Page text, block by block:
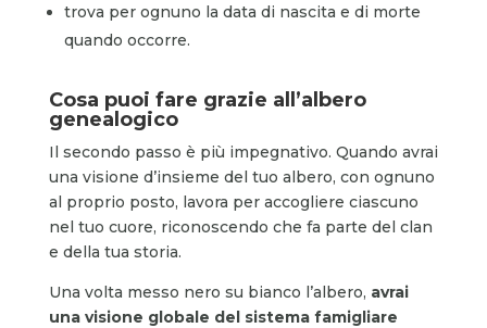
trova per ognuno la data di nascita e di morte
quando occorre.
Cosa puoi fare grazie all’albero
genealogico
Il secondo passo è più impegnativo. Quando avrai
una visione d’insieme del tuo albero, con ognuno
al proprio posto, lavora per accogliere ciascuno
nel tuo cuore, riconoscendo che fa parte del clan
e della tua storia.
Una volta messo nero su bianco l’albero, avrai
una visione globale del sistema famigliare